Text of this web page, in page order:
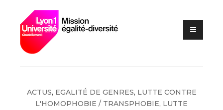
content
Bernard Lyon
1
ACTUS, EGALITÉ DE GENRES, LUTTE CONTRE
L'HOMOPHOBIE / TRANSPHOBIE, LUTTE